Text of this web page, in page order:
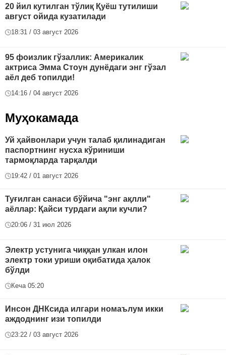
20 йил кутилган тўлиқ Қуёш тутилиши
август ойида кузатилади
18:31 / 03 август 2026
95 фоизлик гўзаллик: Америкалик
актриса Эмма Стоун дунёдаги энг гўзал
аёл деб топилди!
14:16 / 04 август 2026
Муҳокамада
Уй ҳайвонлари учун талаб қилинадиган
паспортнинг нусха кўриниши
тармоқларда тарқалди
19:42 / 01 август 2026
Туғилган санаси бўйича "энг ақлли"
аёллар: Қайси турдаги ақли кучли?
20:06 / 31 июл 2026
Электр устунига чиққан улкан илон
электр токи уриши оқибатида ҳалок
бўлди
Кеча 05:20
Инсон ДНКсида илгари номаълум икки
аждоднинг изи топилди
23:22 / 03 август 2026